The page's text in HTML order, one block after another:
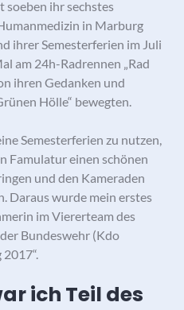
soeben ihr sechstes
in Marburg
ihrer Semesterferien im Juli
am 24h-Radrennen „Rad
ihren Gedanken und
Hölle“ bewegten.
Semesterferien zu nutzen,
Famulatur einen schönen
und den Kameraden
Daraus wurde mein erstes
im Viererteam des
Bundeswehr (Kdo
ich Teil des